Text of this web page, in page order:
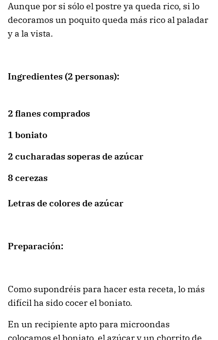
Aunque por si sólo el postre ya queda rico, si lo
decoramos un poquito queda más rico al paladar
y a la vista.
Ingredientes (2 personas):
2 flanes comprados
1 boniato
2 cucharadas soperas de azúcar
8 cerezas
Letras de colores de azúcar
Preparación:
Como supondréis para hacer esta receta, lo más
difícil ha sido cocer el boniato.
En un recipiente apto para microondas